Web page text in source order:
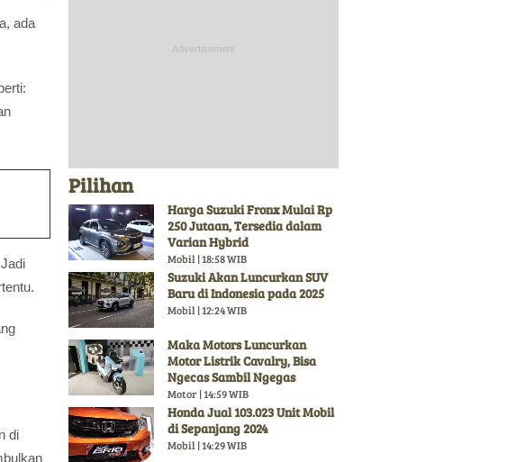
ada
di
Pilihan
Harga Suzuki Fronx Mulai Rp
250 Jutaan, Tersedia dalam
Varian Hybrid
Mobil | 18:58 WIB
Suzuki Akan Luncurkan SUV
Baru di Indonesia pada 2025
Mobil | 12:24 WIB
Maka Motors Luncurkan
Motor Listrik Cavalry, Bisa
Ngecas Sambil Ngegas
Motor | 14:59 WIB
Honda Jual 103.023 Unit Mobil
di Sepanjang 2024
Mobil | 14:29 WIB